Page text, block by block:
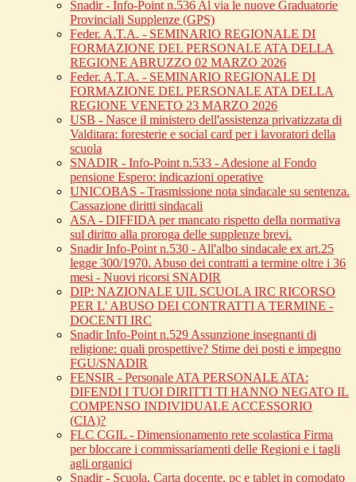
Snadir - Info-Point n.536 Al via le nuove Graduatorie
Provinciali Supplenze (GPS)
Feder. A.T.A. - SEMINARIO REGIONALE DI
FORMAZIONE DEL PERSONALE ATA DELLA
REGIONE ABRUZZO 02 MARZO 2026
Feder. A.T.A. - SEMINARIO REGIONALE DI
FORMAZIONE DEL PERSONALE ATA DELLA
REGIONE VENETO 23 MARZO 2026
USB - Nasce il ministero dell'assistenza privatizzata di
Valditara: foresterie e social card per i lavoratori della
scuola
SNADIR - Info-Point n.533 - Adesione al Fondo
pensione Espero: indicazioni operative
UNICOBAS - Trasmissione nota sindacale su sentenza.
Cassazione diritti sindacali
ASA - DIFFIDA per mancato rispetto della normativa
sul diritto alla proroga delle supplenze brevi.
Snadir Info-Point n.530 - All'albo sindacale ex art.25
legge 300/1970. Abuso dei contratti a termine oltre i 36
mesi - Nuovi ricorsi SNADIR
DIP: NAZIONALE UIL SCUOLA IRC RICORSO
PER L' ABUSO DEI CONTRATTI A TERMINE -
DOCENTI IRC
Snadir Info-Point n.529 Assunzione insegnanti di
religione: quali prospettive? Stime dei posti e impegno
FGU/SNADIR
FENSIR - Personale ATA PERSONALE ATA:
DIFENDI I TUOI DIRITTI TI HANNO NEGATO IL
COMPENSO INDIVIDUALE ACCESSORIO
(CIA)?
FLC CGIL - Dimensionamento rete scolastica Firma
per bloccare i commissariamenti delle Regioni e i tagli
agli organici
Snadir - Scuola, Carta docente, pc e tablet in comodato